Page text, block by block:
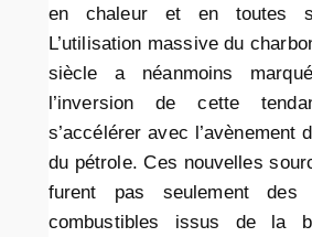
en chaleur et en toutes
L’utilisation massive du
siècle a néanmoins
l’inversion de cette
s’accélérer avec l’avènement
du pétrole. Ces nouvelles
furent pas seulement des
combustibles issus de la